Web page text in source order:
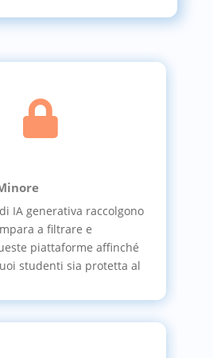

IA generativa raccolgono
a filtrare e
piattaforme affinché
studenti sia protetta al